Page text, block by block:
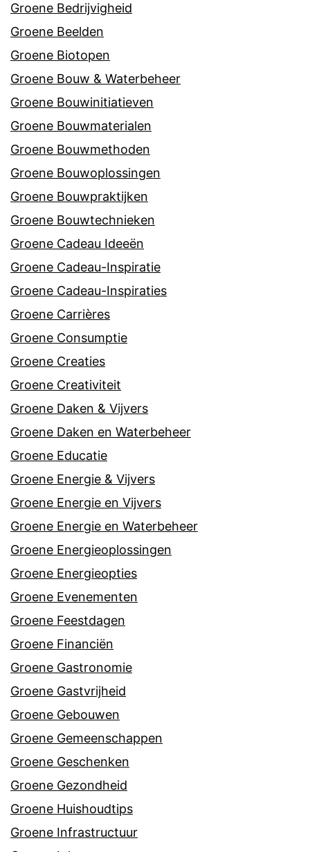
Groene Bedrijvigheid
Groene Beelden
Groene Biotopen
Groene Bouw & Waterbeheer
Groene Bouwinitiatieven
Groene Bouwmaterialen
Groene Bouwmethoden
Groene Bouwoplossingen
Groene Bouwpraktijken
Groene Bouwtechnieken
Groene Cadeau Ideeën
Groene Cadeau-Inspiratie
Groene Cadeau-Inspiraties
Groene Carrières
Groene Consumptie
Groene Creaties
Groene Creativiteit
Groene Daken & Vijvers
Groene Daken en Waterbeheer
Groene Educatie
Groene Energie & Vijvers
Groene Energie en Vijvers
Groene Energie en Waterbeheer
Groene Energieoplossingen
Groene Energieopties
Groene Evenementen
Groene Feestdagen
Groene Financiën
Groene Gastronomie
Groene Gastvrijheid
Groene Gebouwen
Groene Gemeenschappen
Groene Geschenken
Groene Gezondheid
Groene Huishoudtips
Groene Infrastructuur